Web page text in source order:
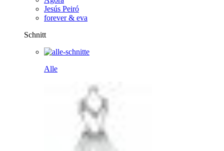
Jesús Peiró
forever & eva
Schnitt
Alle